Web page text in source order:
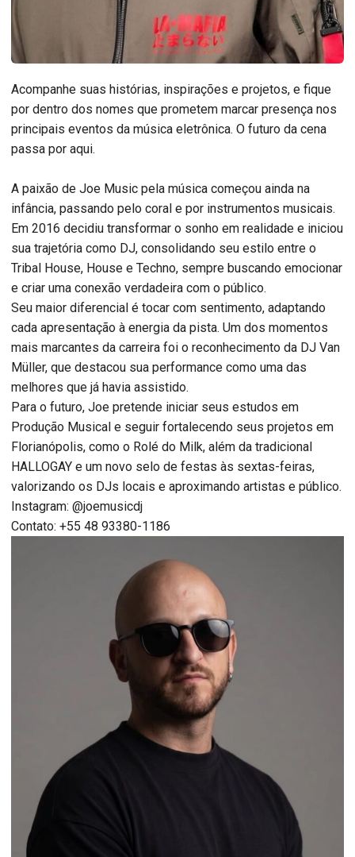
Acompanhe suas histórias, inspirações e projetos, e fique
por dentro dos nomes que prometem marcar presença nos
principais eventos da música eletrônica. O futuro da cena
passa por aqui.
A paixão de Joe Music pela música começou ainda na
infância, passando pelo coral e por instrumentos musicais.
Em 2016 decidiu transformar o sonho em realidade e iniciou
sua trajetória como DJ, consolidando seu estilo entre o
Tribal House, House e Techno, sempre buscando emocionar
e criar uma conexão verdadeira com o público.
Seu maior diferencial é tocar com sentimento, adaptando
cada apresentação à energia da pista. Um dos momentos
mais marcantes da carreira foi o reconhecimento da DJ Van
Müller, que destacou sua performance como uma das
melhores que já havia assistido.
Para o futuro, Joe pretende iniciar seus estudos em
Produção Musical e seguir fortalecendo seus projetos em
Florianópolis, como o Rolé do Milk, além da tradicional
HALLOGAY e um novo selo de festas às sextas-feiras,
valorizando os DJs locais e aproximando artistas e público.
Instagram: @joemusicdj
Contato: +55 48 93380-1186